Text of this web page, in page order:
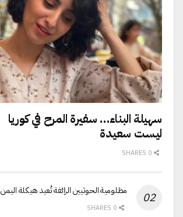
سهيلة البناء… سفيرة المرح في كوريا
ليست سعيدة
مظلومية الحوثيين الزائفة تُعيد هيكلة اليمن